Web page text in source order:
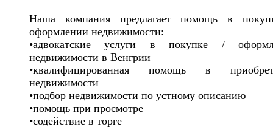
Наша компания предлагает помощь в
оформлении недвижимости:
•адвокатские услуги в покупке /
недвижимости в Венгрии
•квалифицированная помощь в
недвижимости
•подбор недвижимости по устному описанию
•помощь при просмотре
•содействие в торге